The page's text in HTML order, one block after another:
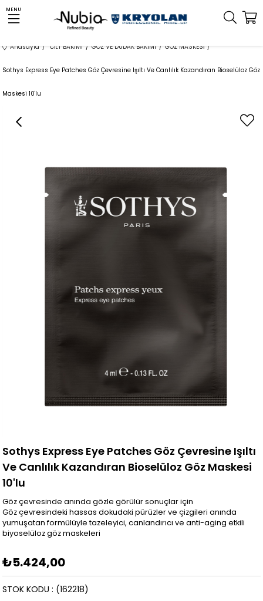
MENU
Anasayfa CİLT BAKIMI GÖZ VE DUDAK BAKIMI GÖZ MASKESİ
Sothys Express Eye Patches Göz Çevresine Işıltı Ve Canlılık Kazandıran Bioselüloz Göz
Maskesi 10'lu
Sothys Express Eye Patches Göz Çevresine Işıltı
Ve Canlılık Kazandıran Bioselüloz Göz Maskesi
10'lu
Göz çevresinde anında gözle görülür sonuçlar için
Göz çevresindeki hassas dokudaki pürüzler ve çizgileri anında
yumuşatan formülüyle tazeleyici, canlandırıcı ve anti-aging etkili
biyoselüloz göz maskeleri
₺5.424,00
(162218)
STOK KODU